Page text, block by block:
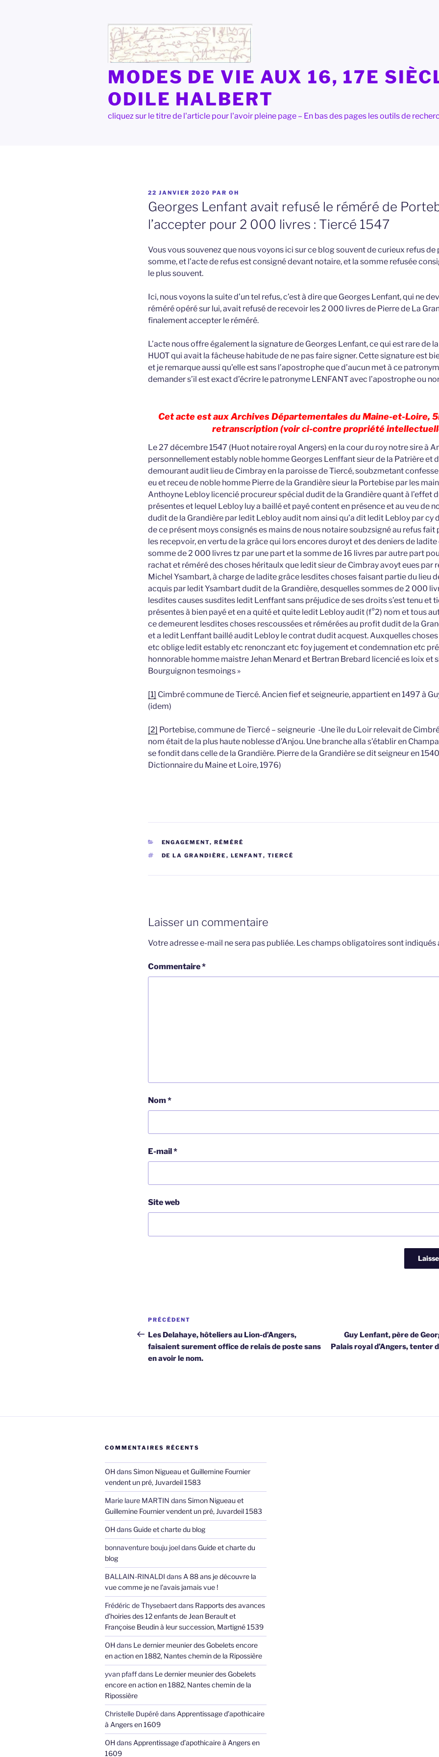
MODES DE VIE AUX 16, 17E
ODILE HALBERT
cliquez sur le titre de l'article pour l'avoir pleine page – En bas des pages les outils de
PUBLIÉ
LE
22 JANVIER 2020 PAR OH
Georges Lenfant avait refusé le réméré de
l’accepter pour 2 000 livres : Tiercé 1547
Vous vous souvenez que nous voyons ici sur ce blog souvent de curieux refus de
somme, et l’acte de refus est consigné devant notaire, et la somme refusée
le plus souvent.
Ici, nous voyons la suite d’un tel refus, c’est à dire que Georges Lenfant, qui ne
réméré opéré sur lui, avait refusé de recevoir les 2 000 livres de Pierre de La
finalement accepter le réméré.
L’acte nous offre également la signature de Georges Lenfant, ce qui est rare de
HUOT qui avait la fâcheuse habitude de ne pas faire signer. Cette signature est
et je remarque aussi qu’elle est sans l’apostrophe que d’aucun met à ce
demander s’il est exact d’écrire le patronyme LENFANT avec l’apostrophe ou
Cet acte est aux Archives Départementales du Maine-et-Loire,
retranscription (voir ci-contre propriété
Le 27 décembre 1547 (Huot notaire royal Angers) en la cour du roy notre sire à
personnellement estably noble homme Georges Lenffant sieur de la Patrière et
demourant audit lieu de Cimbray en la paroisse de Tiercé, soubzmetant
eu et receu de noble homme Pierre de la Grandière sieur la Portebise par les
Anthoyne Lebloy licencié procureur spécial dudit de la Grandière quant à l’effet
présentes et lequel Lebloy luy a baillé et payé content en présence et au veu de
dudit de la Grandière par ledit Lebloy audit nom ainsi qu’a dit ledit Lebloy par cy
de ce présent moys consignés es mains de nous notaire soubzsigné au refus
les recepvoir, en vertu de la grâce qui lors encores duroyt et des deniers de
somme de 2 000 livres tz par une part et la somme de 16 livres par autre part
rachat et réméré des choses héritaulx que ledit sieur de Cimbray avoyt eues par
Michel Ysambart, à charge de ladite grâce lesdites choses faisant partie du lieu
acquis par ledit Ysambart dudit de la Grandière, desquelles sommes de 2 000
lesdites causes susdites ledit Lenffant sans préjudice de ses droits s’est tenu et
présentes à bien payé et en a quité et quite ledit Lebloy audit (f°2) nom et tous
ce demeurent lesdites choses rescoussées et rémérées au profit dudit de la
et a ledit Lenffant baillé audit Lebloy le contrat dudit acquest. Auxquelles
etc oblige ledit estably etc renonczant etc foy jugement et condemnation etc
honnorable homme maistre Jehan Menard et Bertran Brebard licencié es loix et
Bourguignon tesmoings »
[1] Cimbré commune de Tiercé. Ancien fief et seigneurie, appartient en 1497 à
(idem)
[2] Portebise, commune de Tiercé – seigneurie -Une île du Loir relevait de
nom était de la plus haute noblesse d’Anjou. Une branche alla s’établir en
se fondit dans celle de la Grandière. Pierre de la Grandière se dit seigneur en
Dictionnaire du Maine et Loire, 1976)
CATÉGORIES
ENGAGEMENT, RÉMÉRÉ
ÉTIQUETTES
DE LA GRANDIÈRE , LENFANT, TIERCÉ
Laisser un commentaire
Votre adresse e-mail ne sera pas publiée. Les champs obligatoires sont indiqués
Commentaire*
Nom *
E-mail*
Site web
Navigation
de
l’article
Article
précédent
PRÉCÉDENT
Les Delahaye, hôteliers au Lion-d’Angers,
faisaient surement office de relais de poste sans
en avoir le nom.
Guy Lenfant, père de
Palais royal d’Angers, tenter
COMMENTAIRES RÉCENTS
OH dansSimon Nigueau et Guillemine Fournier
vendent un pré, Juvardeil 1583
Marie laure MARTIN dansSimon Nigueau et
Guillemine Fournier vendent un pré, Juvardeil 1583
OH dans Guide et charte du blog
bonnaventure bouju joeldans Guide et charte du
blog
BALLAIN-RINALDI dans A 88 ans je découvre la
vue comme je ne l’avais jamais vue !
Frédéric de Thysebaertdans Rapports des avances
d’hoiries des 12 enfants de Jean Berault et
Françoise Beudin à leur succession, Martigné 1539
OH dans Le dernier meunier des Gobelets encore
en action en 1882, Nantes chemin de la Ripossière
yvan pfaffdans Le dernier meunier des Gobelets
encore en action en 1882, Nantes chemin de la
Ripossière
Christelle Dupérédans Apprentissage d’apothicaire
à Angers en 1609
OH dans Apprentissage d’apothicaire à Angers en
1609